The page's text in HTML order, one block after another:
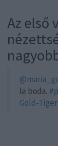
Az első
la boda.
Gold-Tiger